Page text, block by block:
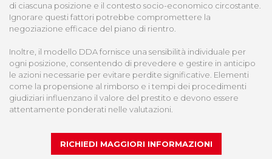
di ciascuna posizione e il contesto socio-economico circostante.
Ignorare questi fattori potrebbe compromettere la
negoziazione efficace del piano di rientro.
Inoltre, il modello DDA fornisce una sensibilità individuale per
ogni posizione, consentendo di prevedere e gestire in anticipo
le azioni necessarie per evitare perdite significative. Elementi
come la propensione al rimborso e i tempi dei procedimenti
giudiziari influenzano il valore del prestito e devono essere
attentamente ponderati nelle valutazioni.
RICHIEDI MAGGIORI INFORMAZIONI